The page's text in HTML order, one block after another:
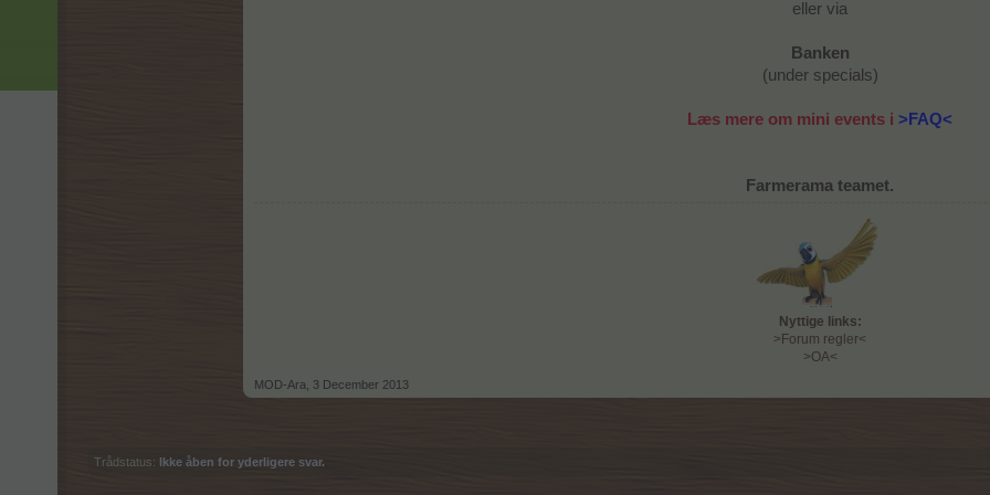
eller via​
Banken
(under specials)​
Læs mere om mini events i >FAQ<
Farmerama teamet.
Nyttige links:
>Forum regler<
>OA<
MOD-Ara 3 December 2013
Trådstatus: Ikke åben for yderligere svar.